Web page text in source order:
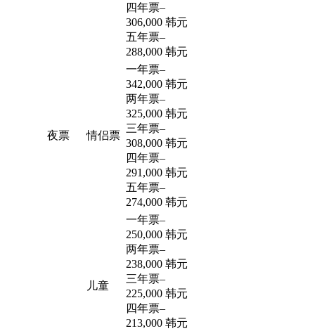
夜票
四年票–
306,000 韩元
五年票–
288,000 韩元
情侣票
一年票–
342,000 韩元
两年票–
325,000 韩元
三年票–
308,000 韩元
四年票–
291,000 韩元
五年票–
274,000 韩元
儿童
一年票–
250,000 韩元
两年票–
238,000 韩元
三年票–
225,000 韩元
四年票–
213,000 韩元